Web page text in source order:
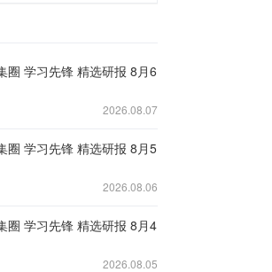
圈 学习先锋 精选研报 8月6
2026.08.07
圈 学习先锋 精选研报 8月5
2026.08.06
圈 学习先锋 精选研报 8月4
2026.08.05